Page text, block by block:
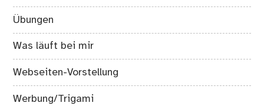
Übungen
Was läuft bei mir
Webseiten-Vorstellung
Werbung/Trigami